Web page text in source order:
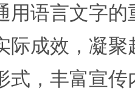
用语言文字
际成效，凝
式，丰富宣